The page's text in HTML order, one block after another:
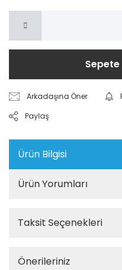
Sepete
Arkadaşına Öner
Paylaş
Ürün Bilgisi
Ürün Yorumları
Taksit Seçenekleri
Önerileriniz